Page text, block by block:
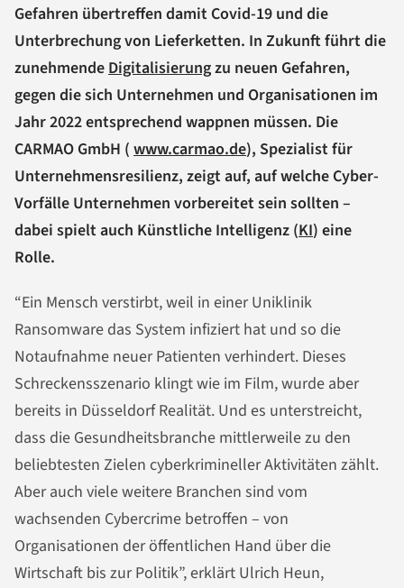
Gefahren übertreffen damit Covid-19 und die
Unterbrechung von Lieferketten. In Zukunft führt die
zunehmendeDigitalisierungzu neuen Gefahren,
gegen die sich Unternehmen und Organisationen im
Jahr 2022 entsprechend wappnen müssen. Die
CARMAO GmbH ( www.carmao.de), Spezialist für
Unternehmensresilienz, zeigt auf, auf welche Cyber-
Vorfälle Unternehmen vorbereitet sein sollten –
dabei spielt auch Künstliche Intelligenz (KI) eine
Rolle.
“Ein Mensch verstirbt, weil in einer Uniklinik
Ransomware das System infiziert hat und so die
Notaufnahme neuer Patienten verhindert. Dieses
Schreckensszenario klingt wie im Film, wurde aber
bereits in Düsseldorf Realität. Und es unterstreicht,
dass die Gesundheitsbranche mittlerweile zu den
beliebtesten Zielen cyberkrimineller Aktivitäten zählt.
Aber auch viele weitere Branchen sind vom
wachsenden Cybercrime betroffen – von
Organisationen der öffentlichen Hand über die
Wirtschaft bis zur Politik”, erklärt Ulrich Heun,